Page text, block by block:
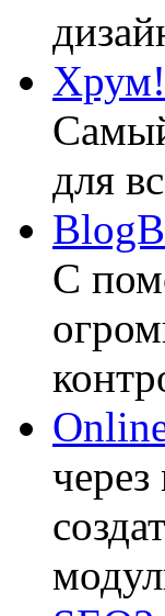
Хрум!
для
С